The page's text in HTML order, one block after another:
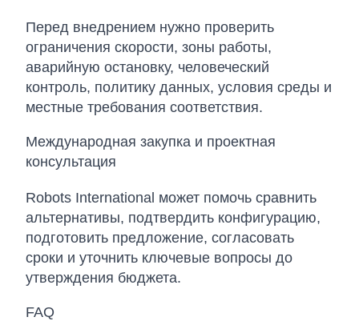
Перед внедрением нужно проверить
ограничения скорости, зоны работы,
аварийную остановку, человеческий
контроль, политику данных, условия среды и
местные требования соответствия.
Международная закупка и проектная
консультация
Robots International может помочь сравнить
альтернативы, подтвердить конфигурацию,
подготовить предложение, согласовать
сроки и уточнить ключевые вопросы до
утверждения бюджета.
FAQ